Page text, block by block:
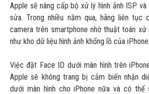
Apple sẽ nâng cấp bộ xử lý hình ảnh ISP
sửa. Trong nhiều năm qua, hãng liên tục
camera trên smartphone nhờ thuật toán
như kho dữ liệu hình ảnh khổng lồ của iPhone.
Việc đặt Face ID dưới màn hình trên
Apple sẽ không trang bị cảm biến nhận
dưới màn hình cho iPhone nữa và có thể